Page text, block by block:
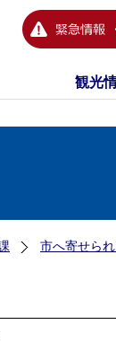
観光
市へ寄せら